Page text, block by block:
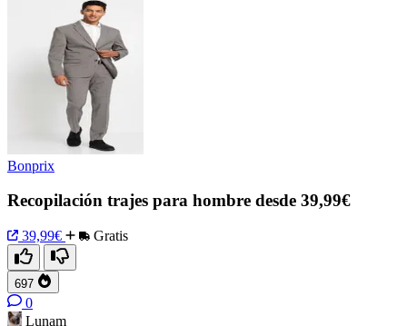
Bonprix
Recopilación trajes para hombre desde 39,99€
39,99€ Gratis
697
0
Lunam